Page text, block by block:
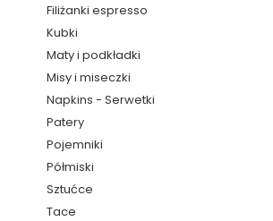
Filiżanki espresso
Kubki
Maty i podkładki
Misy i miseczki
Napkins - Serwetki
Patery
Pojemniki
Półmiski
Sztućce
Tace